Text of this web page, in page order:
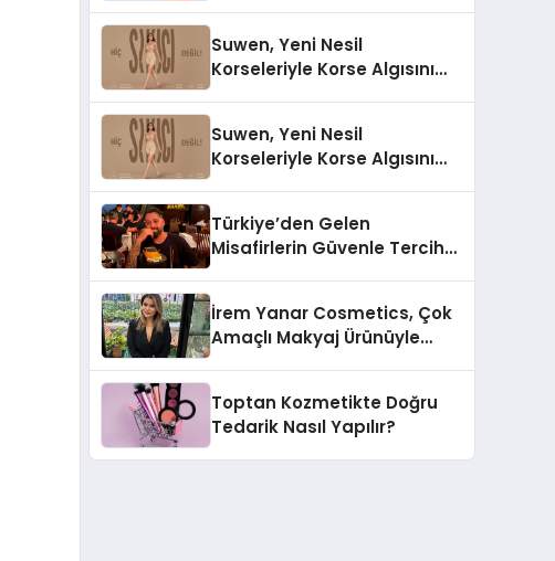
Suwen, Yeni Nesil
Korseleriyle Korse Algısını
Suwen, Yeni Nesil
Korseleriyle Korse Algısını
Türkiye’den Gelen
Misafirlerin Güvenle Tercih
Dikkat Çekiyor
İrem Yanar Cosmetics, Çok
Amaçlı Makyaj Ürünüyle
Toptan Kozmetikte Doğru
Tedarik Nasıl Yapılır?